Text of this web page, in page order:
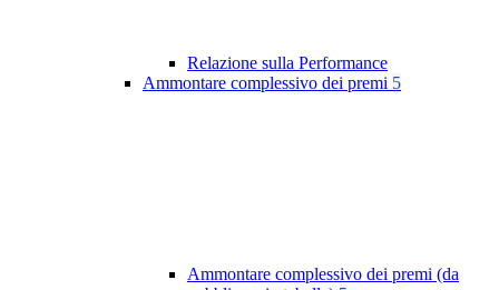
Relazione sulla Performance
Ammontare complessivo dei premi 5
Ammontare complessivo dei premi (da